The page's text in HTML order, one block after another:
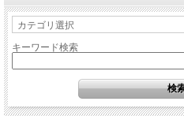
キーワード検索